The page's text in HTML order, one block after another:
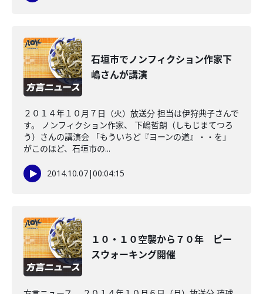
石垣市でノンフィクション作家下
嶋さんが講演
２０１４年１０月７日（火）放送分 担当は伊狩典子さんで
す。 ノンフィクション作家、 下嶋哲朗（しもじまてつろ
う）さんの講演会 「もういちど『ヨーンの道』・・を」
がこのほど、石垣市の...
2014.10.07|00:04:15
１０・１０空襲から７０年 ピー
スウォーキング開催